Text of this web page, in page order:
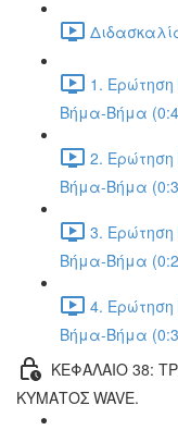
1. Ερώτηση
Βήμα-Βήμα
2. Ερώτηση
Βήμα-Βήμα
3. Ερώτηση
Βήμα-Βήμα
4. Ερώτηση
Βήμα-Βήμα
ΚΕΦΑΛΑΙΟ 38:
ΚΥΜΑΤΟΣ WAVE.